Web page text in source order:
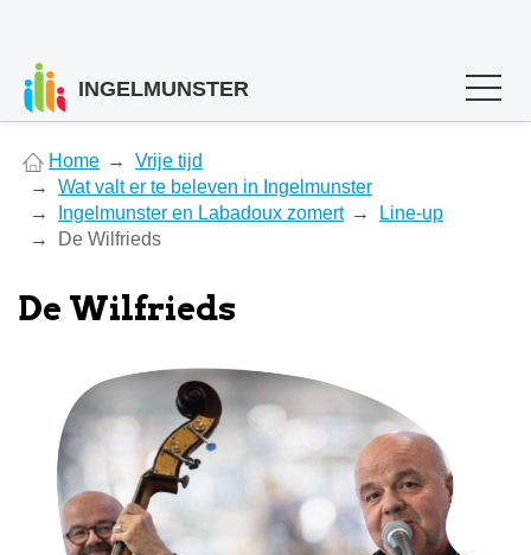
INGELMUNSTER
are
here
Home
Vrije tijd
Wat valt er te beleven in Ingelmunster
Ingelmunster en Labadoux zomert
Line-up
De Wilfrieds
De Wilfrieds